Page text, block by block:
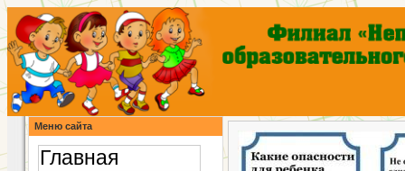
Меню сайта
Главная